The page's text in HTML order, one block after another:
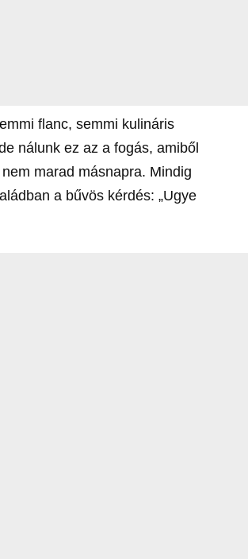
flanc, semmi kulináris
nálunk ez az a fogás, amiből
marad másnapra. Mindig
a bűvös kérdés: „Ugye